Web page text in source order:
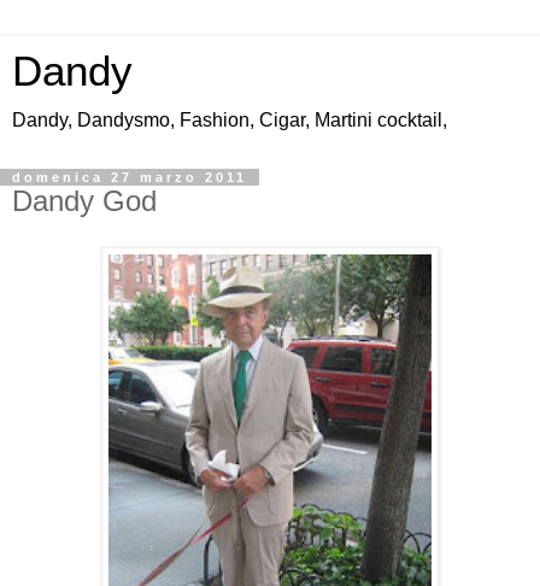
Dandy
Dandy, Dandysmo, Fashion, Cigar, Martini cocktail,
domenica 27 marzo 2011
Dandy God